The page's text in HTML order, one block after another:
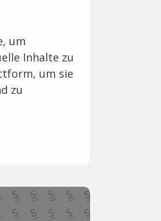
um
Inhalte zu
um sie
zu